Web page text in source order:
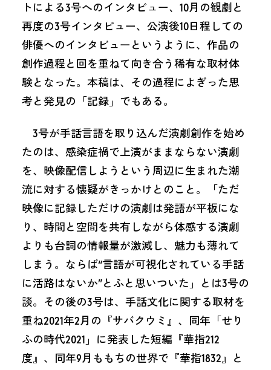
トによる3号へのインタビュー、10月の観劇と
再度の3号インタビュー、公演後10日程しての
俳優へのインタビューというように、作品の
創作過程と回を重ねて向き合う稀有な取材体
験となった。本稿は、その過程によぎった思
考と発見の「記録」でもある。
3号が手話言語を取り込んだ演劇創作を始め
たのは、感染症禍で上演がままならない演劇
を、映像配信しようという周辺に生まれた潮
流に対する懐疑がきっかけとのこと。「ただ
映像に記録しただけの演劇は発語が平板にな
り、時間と空間を共有しながら体感する演劇
よりも台詞の情報量が激減し、魅力も薄れて
しまう。ならば“言語が可視化されている手話
に活路はないか”とふと思いついた」とは3号の
談。その後の3号は、手話文化に関する取材を
重ね2021年2月の『サバクウミ』、同年「せり
ふの時代2021」に発表した短編『華指212
度』、同年9月ももちの世界で『華指1832』と